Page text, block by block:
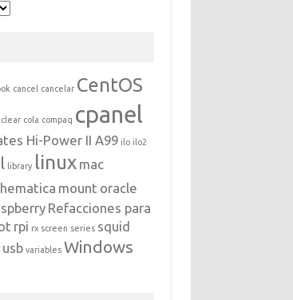
cancel cancelar CentOS
clear cola compaq cpanel
Hi-Power II A99 ilo ilo2
library linux mac
mount oracle
Refacciones para
rpi rx screen series squid
usb variables Windows